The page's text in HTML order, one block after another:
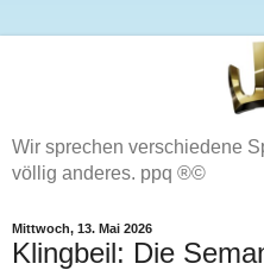
Wir sprechen verschiedene
völlig anderes. ppq ®©
Mittwoch, 13. Mai 2026
Klingbeil: Die